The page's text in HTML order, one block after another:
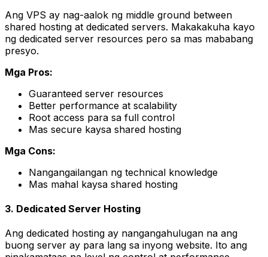
Ang VPS ay nag-aalok ng middle ground between
shared hosting at dedicated servers. Makakakuha kayo
ng dedicated server resources pero sa mas mababang
presyo.
Mga Pros:
Guaranteed server resources
Better performance at scalability
Root access para sa full control
Mas secure kaysa shared hosting
Mga Cons:
Nangangailangan ng technical knowledge
Mas mahal kaysa shared hosting
3. Dedicated Server Hosting
Ang dedicated hosting ay nangangahulugan na ang
buong server ay para lang sa inyong website. Ito ang